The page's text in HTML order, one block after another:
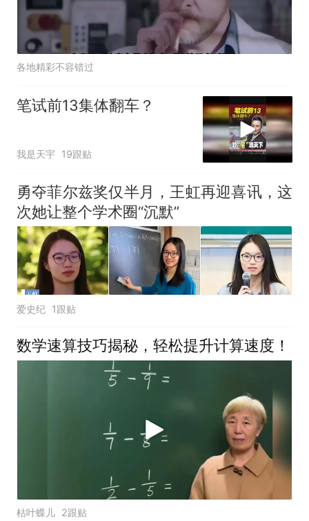
各地精彩不容错过
笔试前13集体翻车？
我是天宇 19跟贴
勇夺菲尔兹奖仅半月，王虹再迎喜讯，这
次她让整个学术圈“沉默”
爱史纪 1跟贴
数学速算技巧揭秘，轻松提升计算速度！
枯叶蝶儿 2跟贴